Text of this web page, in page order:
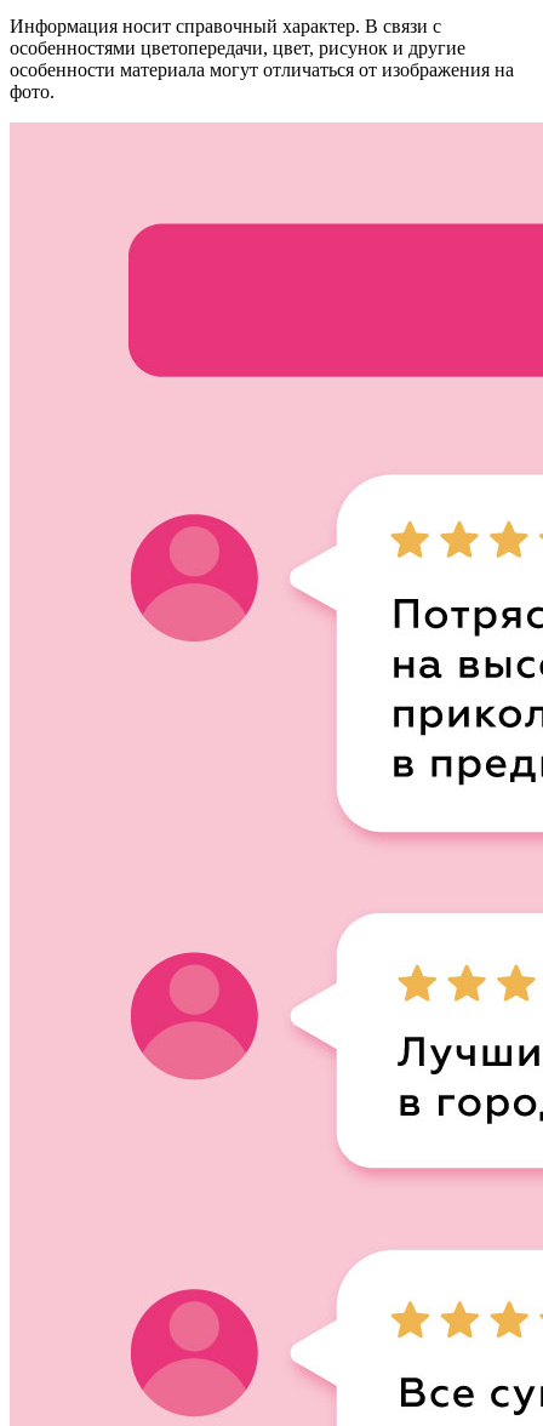
Информация носит справочный характер. В связи с
особенностями цветопередачи, цвет, рисунок и другие
особенности материала могут отличаться от изображения на
фото.